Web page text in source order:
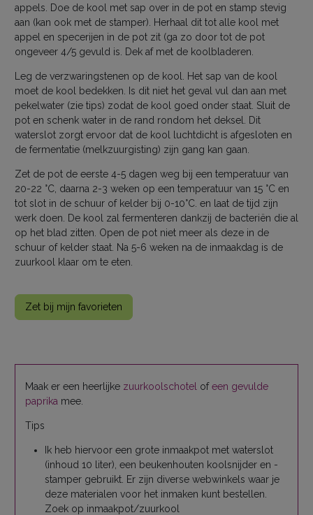
appels. Doe de kool met sap over in de pot en stamp stevig
aan (kan ook met de stamper). Herhaal dit tot alle kool met
appel en specerijen in de pot zit (ga zo door tot de pot
ongeveer 4/5 gevuld is. Dek af met de koolbladeren.
Leg de verzwaringstenen op de kool. Het sap van de kool
moet de kool bedekken. Is dit niet het geval vul dan aan met
pekelwater (zie tips) zodat de kool goed onder staat. Sluit de
pot en schenk water in de rand rondom het deksel. Dit
waterslot zorgt ervoor dat de kool luchtdicht is afgesloten en
de fermentatie (melkzuurgisting) zijn gang kan gaan.
Zet de pot de eerste 4-5 dagen weg bij een temperatuur van
20-22 °C, daarna 2-3 weken op een temperatuur van 15 °C en
tot slot in de schuur of kelder bij 0-10°C. en laat de tijd zijn
werk doen. De kool zal fermenteren dankzij de bacteriën die al
op het blad zitten. Open de pot niet meer als deze in de
schuur of kelder staat. Na 5-6 weken na de inmaakdag is de
zuurkool klaar om te eten.
Zet bij mijn favorieten
Maak er een heerlijke zuurkoolschotel ofeen gevulde
paprika mee.
Tips
Ik heb hiervoor een grote inmaakpot met waterslot
(inhoud 10 liter), een beukenhouten koolsnijder en -
stamper gebruikt. Er zijn diverse webwinkels waar je
deze materialen voor het inmaken kunt bestellen.
Zoek op inmaakpot/zuurkool